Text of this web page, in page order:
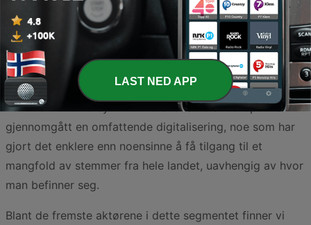
søker innhold med substans, dybde og et genuint
samfunnsoppdrag, representerer offentlige stasjoner og
allmennkringkastere en uvurderlig ressurs. Denne
kategorien samler kanaler som prioriterer informasjon,
kultur, religion og lokal tilhørighet fremfor rent
kommersielle hensyn. Det norske radiolandskapet har
gjennomgått en omfattende digitalisering, noe som har
gjort det enklere enn noensinne å få tilgang til et
mangfold av stemmer fra hele landet, uavhengig av hvor
man befinner seg.
Blant de fremste aktørene i dette segmentet finner vi
LAST NED APP